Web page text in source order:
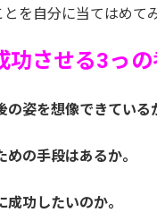
を自分に当てはめて
功させる3っ
の姿を想像できている
の手段はあるか。
功したいのか。